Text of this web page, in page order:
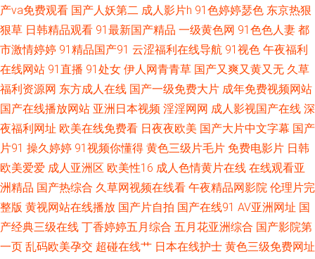
天天爱天天综合网 91视频com 国产在线aⅴ精品 日本一区二区三区字幕 中文
高清综合乱伦 国产人人在线成视频 人人看网 一夜未拔h 国产国产东北 欧美
全免费观看高清全集电影 乱伦精品综合免费 午夜成人福利导航 爱豆传媒麻
豆映像传媒官网 久久不插福利精品 午夜伦伦电影 ts伪娘xxx 久青青视频在线
观看久 偷自国产 97人体视频 黄色苍库 天美传媒69成人 91社永久入口 含蓄
免费网站推荐 日韩激情经典视频 中文字幕在线第二页 国产首播私人家庭 日
产va免费观看 国产人妖第二 成人影片h 91色婷婷瑟色 东京热狠
狠草 日韩精品观看 91最新国产精品 一级黄色网 91色色人妻 都
市激情婷婷 91精品国产91 云涩福利在线导航 91视色 午夜福利
在线网站 91直播 91处女 伊人网青青草 国产又爽又黄又无 久草
福利资源网 东方成人在线 国产一级免费大片 成年免费视频网站
国产在线播放网站 亚洲日本视频 淫淫网网 成人影视国产在线 深
夜福利网址 欧美在线免费看 日夜夜欧美 国产大片中文字幕 国产
片91 操久婷婷 91视频你懂得 黄色三级片毛片 免费电影片 日韩
欧美爱爱 成人亚洲区 欧美性16 成人色情黄片在线 在线观看亚
洲精品 国产热综合 久草网视频在线看 午夜精品网影院 伦理片完
整版 黄视网站在线播放 国产片自拍 国产在线91 AV亚洲网址 国
产经典三级在线 丁香婷婷五月综合 五月花亚洲综合 国产影院第
一页 乱码欧美孕交 超碰在线艹 日本在线护士 黄色三级免费网址